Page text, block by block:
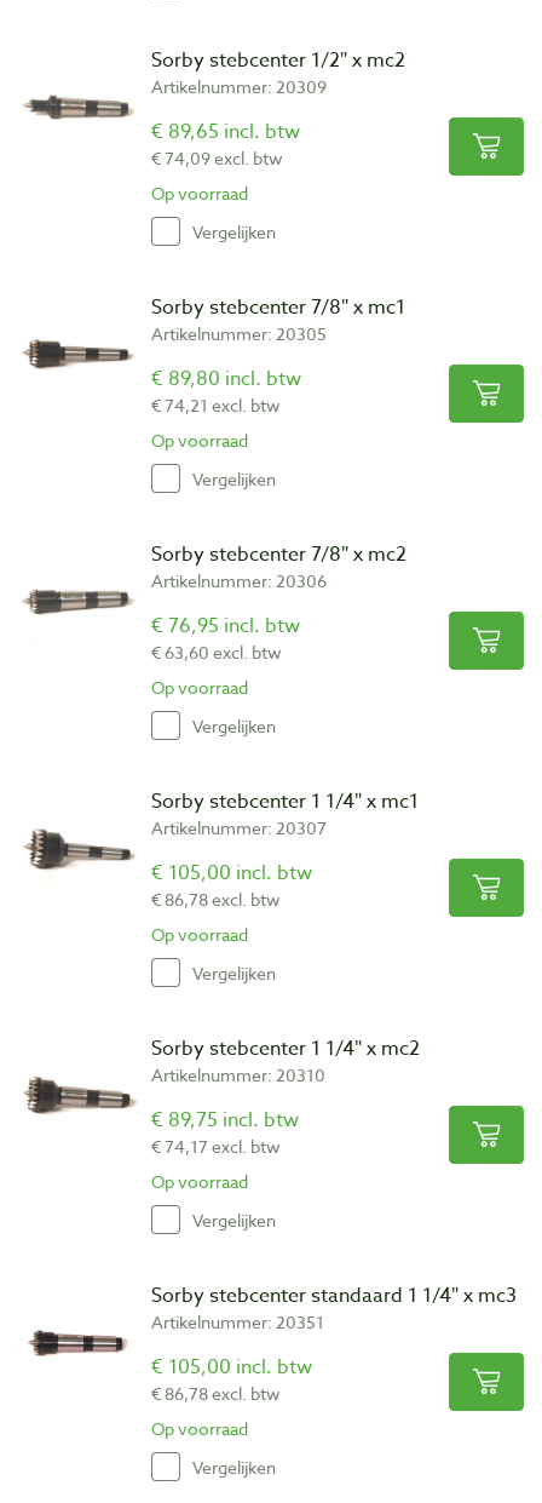
Sorby stebcenter 1/2″ x mc2
Artikelnummer: 20309
€ 89,65 incl. btw
€ 74,09 excl. btw
Op voorraad
Vergelijken
Sorby stebcenter 7/8″ x mc1
Artikelnummer: 20305
€ 89,80 incl. btw
€ 74,21 excl. btw
Op voorraad
Vergelijken
Sorby stebcenter 7/8″ x mc2
Artikelnummer: 20306
€ 76,95 incl. btw
€ 63,60 excl. btw
Op voorraad
Vergelijken
Sorby stebcenter 1 1/4″ x mc1
Artikelnummer: 20307
€ 105,00 incl. btw
€ 86,78 excl. btw
Op voorraad
Vergelijken
Sorby stebcenter 1 1/4″ x mc2
Artikelnummer: 20310
€ 89,75 incl. btw
€ 74,17 excl. btw
Op voorraad
Vergelijken
Sorby stebcenter standaard 1 1/4″ x mc3
Artikelnummer: 20351
€ 105,00 incl. btw
€ 86,78 excl. btw
Op voorraad
Vergelijken